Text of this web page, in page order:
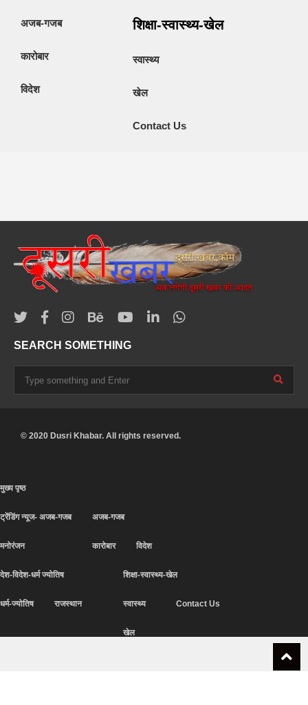
अजब-गजब
कारोबार
विदेश
शिक्षा-स्वास्थ्य-खेल
स्वास्थ्य
खेल
Contact Us
SEARCH SOMETHING
© 2020 Dusri Khabar. All rights reserved.
मुख्य पृष्ठ
ट्रेंडिंग न्यूज- अजब-गजब
मनोरंजन
अजब-गजब
कारोबार विदेश
देश-विदेश-धर्म ज्योतिष
धर्म-ज्योतिष राजस्थान
शिक्षा-स्वास्थ्य-खेल
स्वास्थ्य
खेल
Contact Us